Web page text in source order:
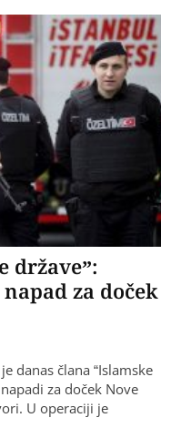
države”:
za doček
danas člana “Islamske
za doček Nove
U operaciji je